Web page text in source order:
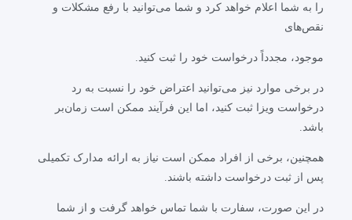
را به شما اعلام خواهد کرد و شما می‌توانید با رفع مشکلات و
نقص‌های
موجود، مجدداً درخواست خود را ثبت کنید.
در برخی موارد نیز می‌توانید اعتراض خود را نسبت به رد
درخواست ویزا ثبت کنید، اما این فرآیند ممکن است زمان‌بر
باشد.
همچنین، برخی از افراد ممکن است نیاز به ارائه مدارک تکمیلی
پس از ثبت درخواست داشته باشند.
در این صورت، سفارت با شما تماس خواهد گرفت و از شما